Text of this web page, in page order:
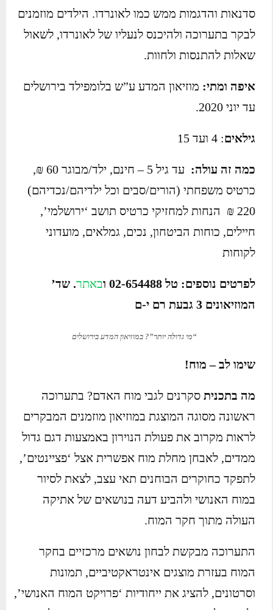
סדנאות והדגמות ממש כמו לאונרדו. הילדים מוזמנים
לבקר בתערוכה ולהיכנס לנעליו של לאונרדו, לשאול
שאלות להתנסות ולחוות.
איפה ומתי: מוזיאון המדע ע”ש בלומפילד בירושלים
עד יוני 2020.
גילאים: 4 ועד 15
כמה זה עולה:
עד גיל 5 – חינם, ילד/מבוגר 60 ₪,
כרטיס משפחתי (הורים/סבים וכל ילדיהם/נכדיהם)
220 ₪ הנחות למחזיקי כרטיס תושב ‘ירושלמי’,
חיילים, כוחות הביטחון, נכים, גמלאים, מועדוני
לקוחות
לפרטים נוספים: טל 02-654488 ו באתר. שד’
המוזיאונים 3 גבעת רם י-ם
“מי גדולה יותר”? במוזיאון המדע בירושלים
שימו לב – מוח!
מה בתכנית סקרנים לגבי מוח האדם? בתערוכה
ראשונה מסוגה המוצגת במוזיאון מוזמנים המבקרים
לראות מקרוב את פעולת הנוירון באמצעות דגם גדול
ממדים, לאבחן מחלת מוח אפשרית אצל ‘פציינטים’,
לתפקד כחוקרים הבוחנים תאי עצב, לצאת לסיור
במוח האנושי ולהביע דעה בנושאים של אתיקה
העולה מתוך חקר המוח.
התערוכה מבקשת לבחון נושאים מרכזיים בחקר
המוח בעזרת מוצגים אינטראקטיביים, תמונות
וסרטונים, להציג את ייחודיות ‘פרויקט המוח האנושי’,